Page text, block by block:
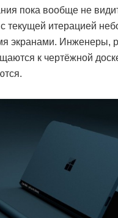
пока вообще не
текущей итерацией
экранами. Инженеры,
к чертёжной